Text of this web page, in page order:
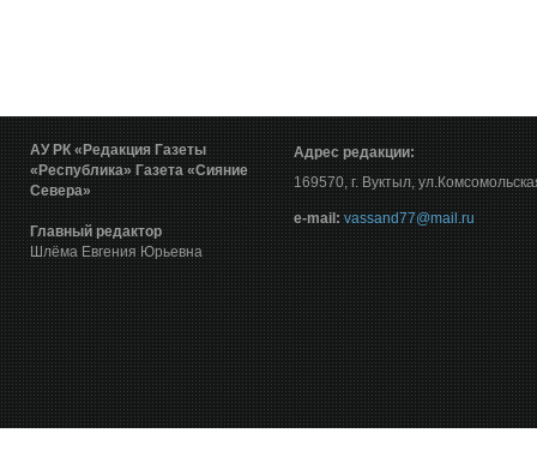
АУ РК «Редакция Газеты
«Республика» Газета «Сияние
Севера»
Главный редактор
Шлёма Евгения Юрьевна
Адрес редакции:
169570, г. Вуктыл,
е-mail: vassand77@mail.ru